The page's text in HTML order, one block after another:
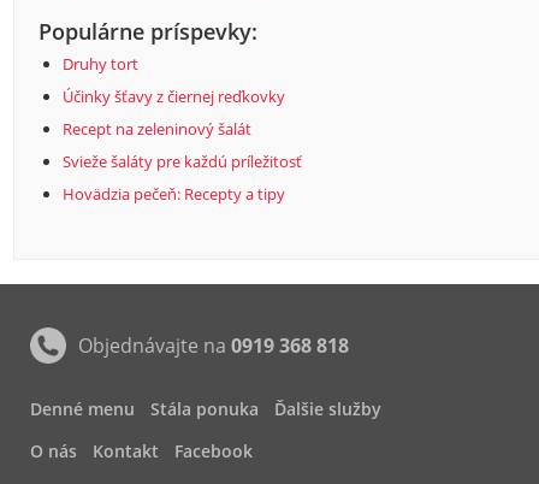
Populárne príspevky:
Druhy tort
Účinky šťavy z čiernej reďkovky
Recept na zeleninový šalát
Svieže šaláty pre každú príležitosť
Hovädzia pečeň: Recepty a tipy
Objednávajte na 0919 368 818
Denné menu Stála ponuka
Ďalšie služby
O nás
Kontakt Facebook